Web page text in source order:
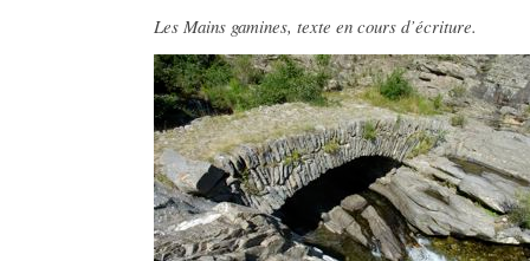
Les Mains gamines, texte en cours d’écriture.